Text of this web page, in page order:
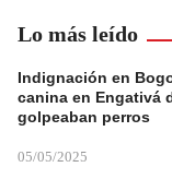
Lo más leído
Indignación en
canina en Engativá
golpeaban perros
05/05/2025